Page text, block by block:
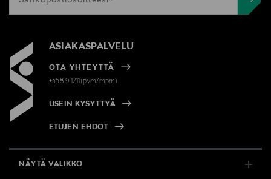
ASIAKASPALVELU
OTA YHTEYTTÄ
+358 9 1211(pvm/mpm)
USEIN KYSYTTYÄ
ETUJEN EHDOT
NÄYTÄ VALIKKO